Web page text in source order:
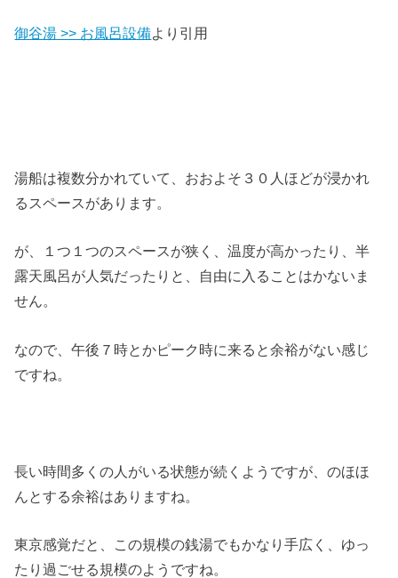
御谷湯 >> お風呂設備より引用
湯船は複数分かれていて、おおよそ３０人ほどが浸かれ
るスペースがあります。
が、１つ１つのスペースが狭く、温度が高かったり、半
露天風呂が人気だったりと、自由に入ることはかないま
せん。
なので、午後７時とかピーク時に来ると余裕がない感じ
ですね。
長い時間多くの人がいる状態が続くようですが、のほほ
んとする余裕はありますね。
東京感覚だと、この規模の銭湯でもかなり手広く、ゆっ
たり過ごせる規模のようですね。